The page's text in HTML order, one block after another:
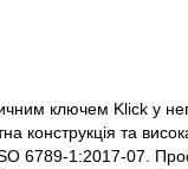
ключем Klick у
конструкція та
6789-1:2017-07.